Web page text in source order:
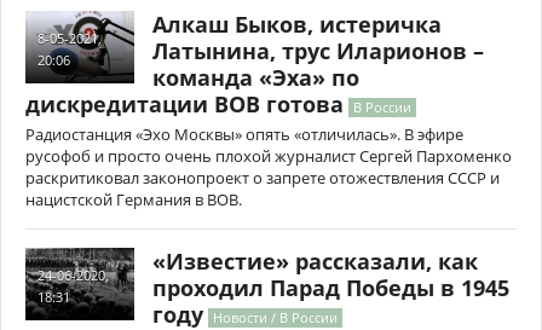
8-05-2021,
20:06
Алкаш Быков, истеричка
Латынина, трус Иларионов –
команда «Эха» по
дискредитации ВОВ готова
В России
Радиостанция «Эхо Москвы» опять «отличилась». В эфире
русофоб и просто очень плохой журналист Сергей Пархоменко
раскритиковал законопроект о запрете отожествления СССР и
нацистской Германия в ВОВ.
24-06-2020,
18:31
«Известие» рассказали, как
проходил Парад Победы в 1945
году Новости / В России